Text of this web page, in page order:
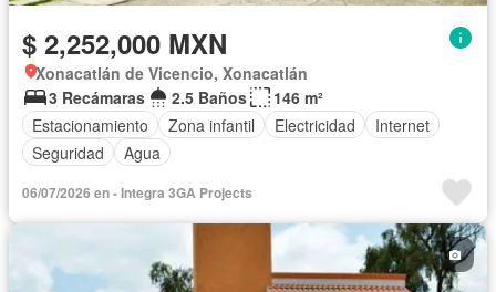
$ 2,252,000 MXN
Xonacatlán de Vicencio, Xonacatlán
3 Recámaras
2.5 Baños
146 m²
Estacionamiento
Zona infantil Electricidad
Internet
Seguridad
Agua
06/07/2026 en - Integra 3GA Projects